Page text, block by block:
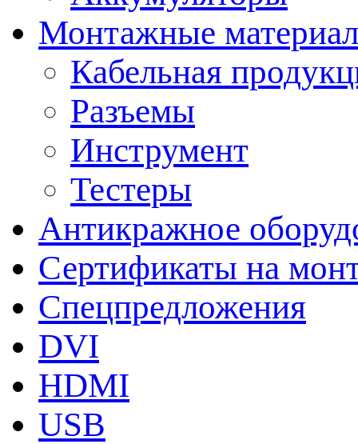
Монтажные
Кабельная
Разъемы
Инструмент
Тестеры
Антикражное
Сертификаты на
Спецпредложения
DVI
HDMI
USB